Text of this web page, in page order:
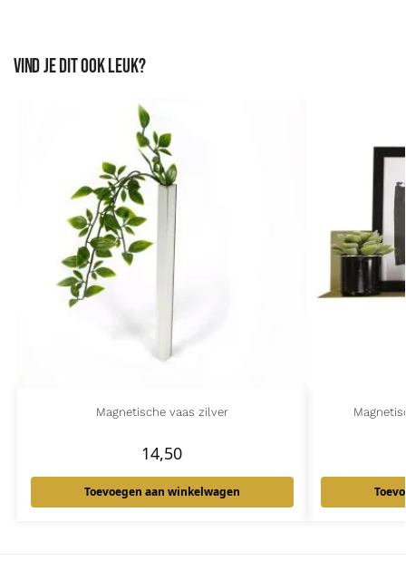
Vind je dit ook leuk?
Magnetische vaas zilver
14,50
Toevoegen aan winkelwagen